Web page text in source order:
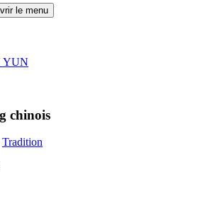
le menu
YUN
chinois
Tradition